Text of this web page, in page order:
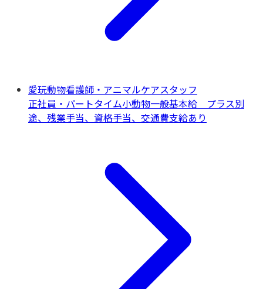
愛玩動物看護師・アニマルケアスタッフ
正社員・パートタイム小動物一般基本給 プラス別
途、残業手当、資格手当、交通費支給あり